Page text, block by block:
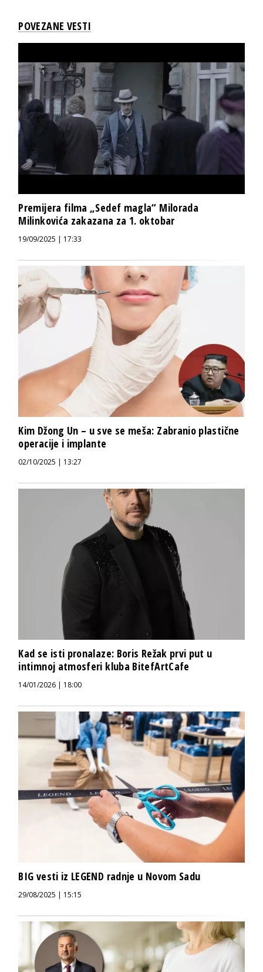
POVEZANE VESTI
Premijera filma „Sedef magla“ Milorada
Milinkovića zakazana za 1. oktobar
19/09/2025 | 17:33
Kim Džong Un – u sve se meša: Zabranio plastične
operacije i implante
02/10/2025 | 13:27
Kad se isti pronalaze: Boris Režak prvi put u
intimnoj atmosferi kluba BitefArtCafe
14/01/2026 | 18:00
BIG vesti iz LEGEND radnje u Novom Sadu
29/08/2025 | 15:15